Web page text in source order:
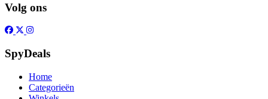
Volg ons
SpyDeals
Home
Categorieën